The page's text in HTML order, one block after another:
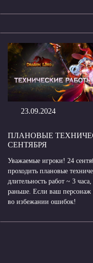
23.09.2024
ПЛАНОВЫЕ
СЕНТЯБРЯ
Уважаемые игроки! 24
проходить плановые
длительность работ ~ 3
раньше. Если ваш персонаж
во избежании ошибок!